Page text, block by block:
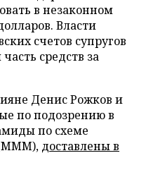
в незаконном
Власти
счетов супругов
средств за
Денис Рожков и
по подозрению в
по схеме
доставлены в